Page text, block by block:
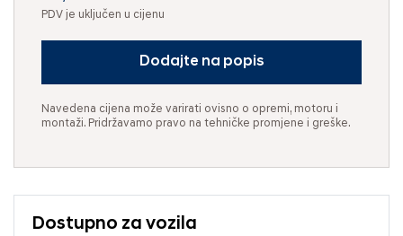
PDV je uključen u cijenu
Dodajte na popis
Navedena cijena može varirati ovisno o opremi, motoru i
montaži. Pridržavamo pravo na tehničke promjene i greške.
Dostupno za vozila